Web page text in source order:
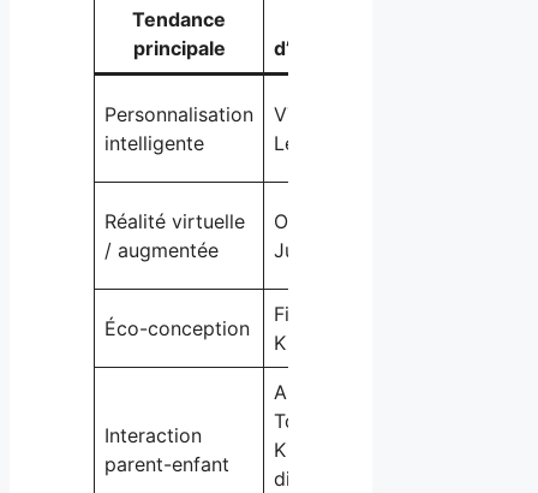
Tendance
principale
d’applications
Personnalisation
intelligente
VTech,
LeapFrog
Réalité virtuelle
/ augmentée
Osmo, Roblox
Junior
Éco-conception
Fisher-Price,
KidKraft
Interaction
parent-enfant
Applications
Toombow
Kids,
dispositifs